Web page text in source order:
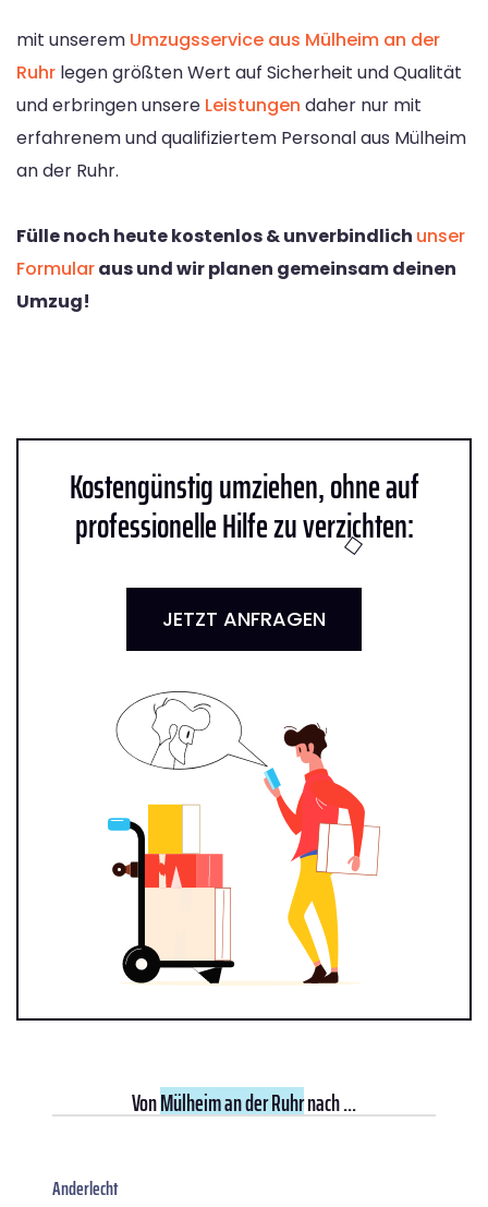
mit unserem Umzugsservice aus Mülheim an der
Ruhr legen größten Wert auf Sicherheit und Qualität
und erbringen unsere Leistungen daher nur mit
erfahrenem und qualifiziertem Personal aus Mülheim
an der Ruhr.
Fülle noch heute kostenlos & unverbindlich unser
Formularaus und wir planen gemeinsam deinen
Umzug!
Kostengünstig umziehen, ohne auf
professionelle Hilfe zu verzichten:
JETZT ANFRAGEN
VonMülheim an der Ruhrnach ...
Anderlecht